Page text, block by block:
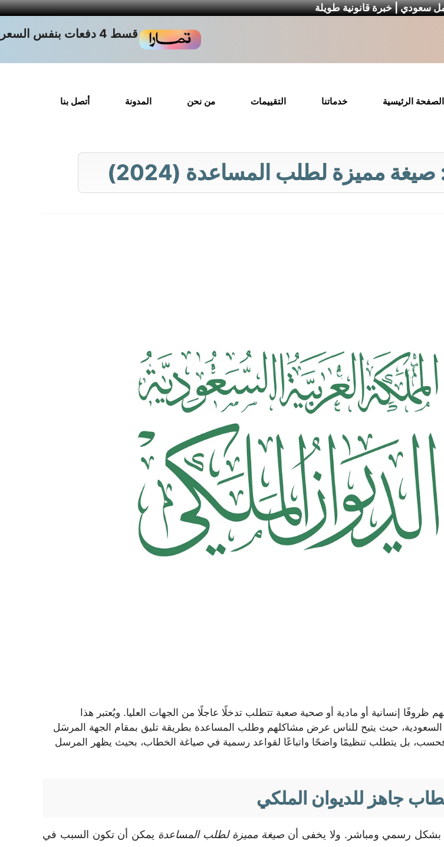
سعودي | خبرة قانونية طويلة
قسط 4 دفعات بنفس السعر
الصفحة الرئيسية خدماتنا التقييمات من نحن المدونة أتصل بنا
مميزة لطلب المساعدة (2024)
ظروفًا إنسانية أو مادية أو صحية صعبة تتطلب تدخلًا عاجلًا من الجهات العليا. ويُعتبر هذا
السعودية، حيث يتيح للناس عرض مشاكلهم وطلب المساعدة بطريقة تليق بمقام الجهة المرسَل
بل يتطلب تنظيمًا واضحًا واتباعًا لقواعد رسمية في صياغة الخطاب، بحيث يظهر المرسل
جاهز للديوان الملكي
بشكل رسمي ومباشر. ولا يخفى أن صيغة مميزة لطلب المساعدة يمكن أن تكون السبب في